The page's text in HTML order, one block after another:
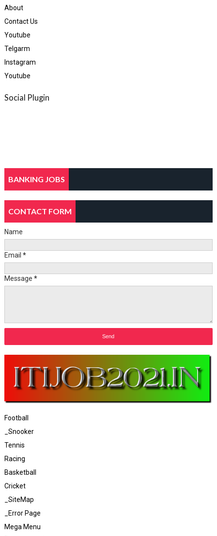
About
Contact Us
Youtube
Telgarm
Instagram
Youtube
Social Plugin
BANKING JOBS
CONTACT FORM
Name
Email *
Message *
Football
_Snooker
Tennis
Racing
Basketball
Cricket
_SiteMap
_Error Page
Mega Menu